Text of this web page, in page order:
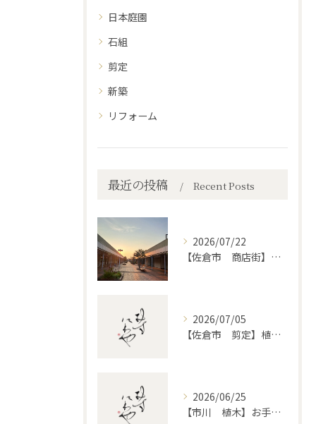
日本庭園
石組
剪定
新築
リフォーム
最近の投稿 Recent Posts
2026/07/22
【佐倉市 商店街】街路植木剪定
2026/07/05
【佐倉市 剪定】植木・庭木の剪定、プロに頼むとどう違うのか。
2026/06/25
【市川 植木】お手入れ【和モダンというお庭を考える】